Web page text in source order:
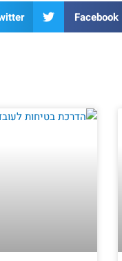
Facebook